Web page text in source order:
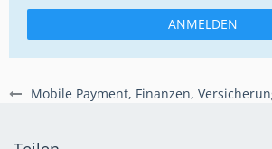
Mobile Payment, Finanzen,
ANMELDEN